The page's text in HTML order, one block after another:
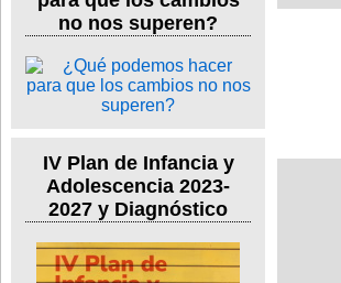
no nos superen?
IV Plan de Infancia y
Adolescencia 2023-
2027 y Diagnóstico